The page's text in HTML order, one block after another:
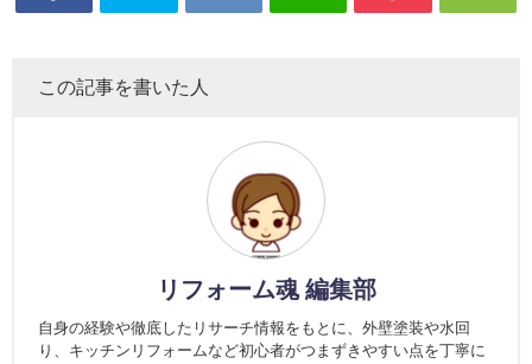
この記事を書いた人
リフォーム魂 編集部
自身の経験や徹底したリサーチ情報をもとに、外壁塗装や水回
り、キッチンリフォームなど初心者がつまずきやすい点を丁寧に